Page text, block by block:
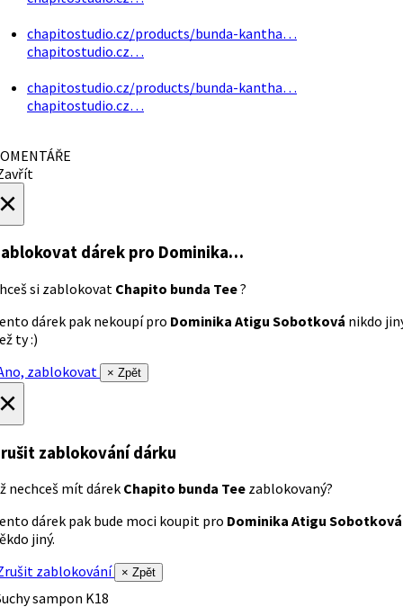
chapitostudio.cz/products/bunda-kantha…
chapitostudio.cz…
chapitostudio.cz/products/bunda-kantha…
chapitostudio.cz…
dárek pro Dominika…
si zablokovat Chapito bunda Tee?
dárek pak nekoupí pro Dominika Atigu Sobotková nikdo
ty :)
zablokovat
× Zpět
zablokování dárku
nechceš mít dárek Chapito bunda Tee zablokovaný?
dárek pak bude moci koupit pro Dominika Atigu Sobotková
jiný.
zablokování
× Zpět